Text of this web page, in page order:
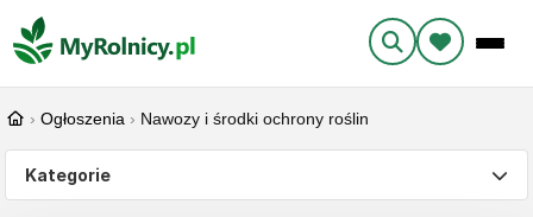
› Ogłoszenia › Nawozy i środki ochrony roślin
Kategorie